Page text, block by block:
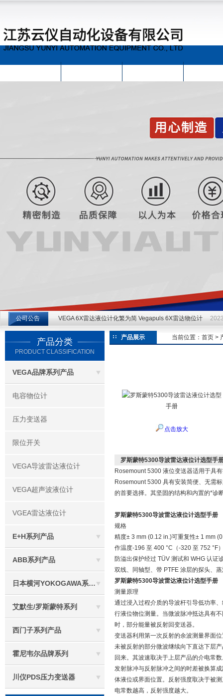
公司公告 VEGA 6X雷达液位计化繁为简 Vegapuls 6X雷达物位计
产品分类
PRODUCT CLASSIFICATION
VEGA品牌系列产品
电容物位计
压力变送器
限位开关
VEGA导波雷达液位计
VEGA超声波液位计
VGEA雷达液位计
E+H系列产品
ABB系列产品
日本横河YOKOGAWA系列产品
艾默生/罗斯蒙特系列
西门子系列产品
霍尼韦尔品牌系列
川仪PDS压力变送器
产品展示 当前位置： 首页 >
点击放大
罗斯蒙特5300导波雷达液位计选型手
Rosemount 5300 液位变送器适用于具
Rosemount 5300 具有安装简便、无需
的首要选择。其坚固的结构和内置的*
罗斯蒙特5300导波雷达液位计选型手册
规格
精度± 3 mm (0.12 in.)可重复性± 1 mm
作温度-196 至 400 °C（-320 至 752 °F
防溢出保护经过 TÜV 测试和 WHG 认证
双线、同轴型、带 PTFE 涂层的探头、
罗斯蒙特5300导波雷达液位计选型手册
测量原理
通过浸入过程介质的导波杆引导低功率
行液位物位测量。当微波脉冲抵达具有
时，部分能量被反射回变送器。
变送器利用第一次反射的余波测量界面
未被反射的部分微波继续向下直达下层
回来。其波速取决于上层产品的介电常
发射脉冲与反射脉冲之间的时差被换算
体液位或界面位置。反射强度取决于被
电常数越高，反射强度越大。